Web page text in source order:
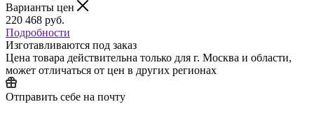
Варианты цен
220 468 руб.
Подробности
Изготавливаются под заказ
Цена товара действительна только для г. Москва и области,
может отличаться от цен в других регионах
Отправить себе на почту